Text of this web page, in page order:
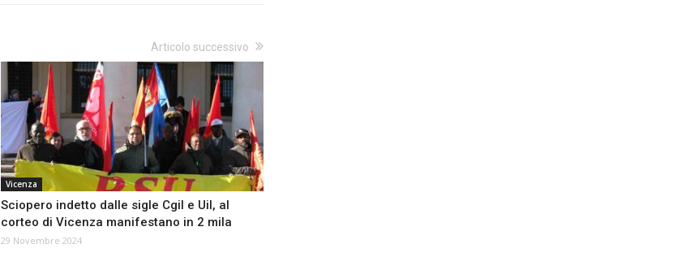
Articolo successivo
Vicenza
Sciopero indetto dalle sigle Cgil e Uil, al
corteo di Vicenza manifestano in 2 mila
29 Novembre 2024